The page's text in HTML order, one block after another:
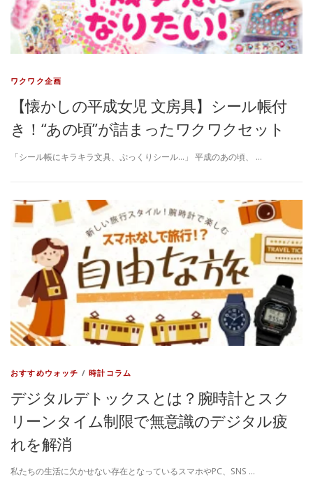
ワクワク企画
【懐かしの平成女児 文房具】シール帳付
き！“あの頃”が詰まったワクワクセット
「シール帳にキラキラ文具、ぷっくりシール…」 平成のあの頃、 …
おすすめウォッチ /時計コラム
デジタルデトックスとは？腕時計とスク
リーンタイム制限で無意識のデジタル疲
れを解消
私たちの生活に欠かせない存在となっているスマホやPC、SNS …